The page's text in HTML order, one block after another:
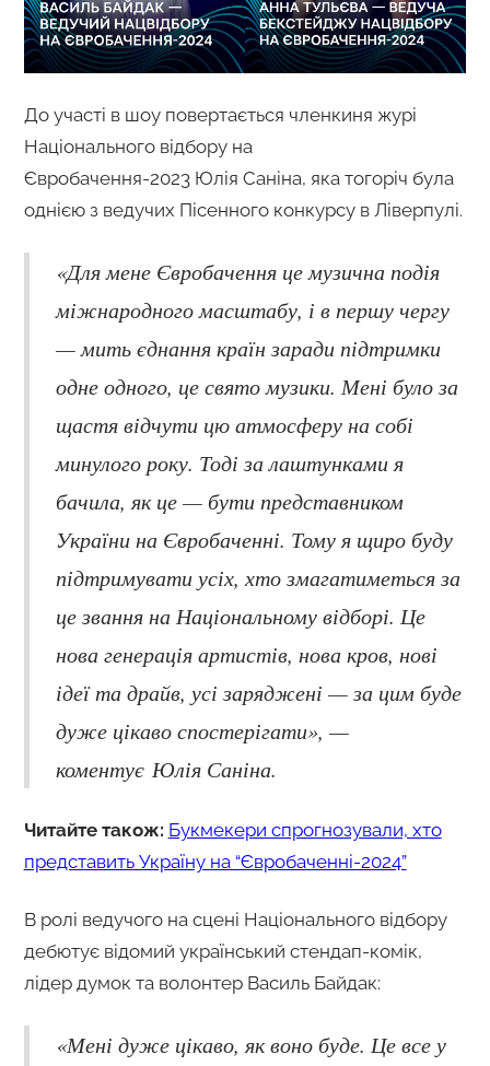
До участі в шоу повертається членкиня журі
Національного відбору на
Євробачення-2023 Юлія Саніна, яка тогоріч була
однією з ведучих Пісенного конкурсу в Ліверпулі.
«Для мене Євробачення це музична подія
міжнародного масштабу, і в першу чергу
— мить єднання країн заради підтримки
одне одного, це свято музики. Мені було за
щастя відчути цю атмосферу на собі
минулого року. Тоді за лаштунками я
бачила, як це — бути представником
України на Євробаченні. Тому я щиро буду
підтримувати усіх, хто змагатиметься за
це звання на Національному відборі. Це
нова генерація артистів, нова кров, нові
ідеї та драйв, усі заряджені — за цим буде
дуже цікаво спостерігати», —
коментує Юлія Саніна.
Читайте також: Букмекери спрогнозували, хто
представить Україну на “Євробаченні-2024”
В ролі ведучого на сцені Національного відбору
дебютує відомий український стендап-комік,
лідер думок та волонтер Василь Байдак:
«Мені дуже цікаво, як воно буде. Це все у